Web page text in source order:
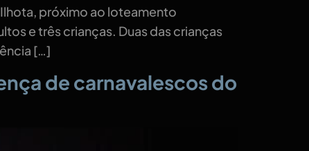
próximo ao loteamento
e três crianças. Duas das crianças
[…]
de carnavalescos do